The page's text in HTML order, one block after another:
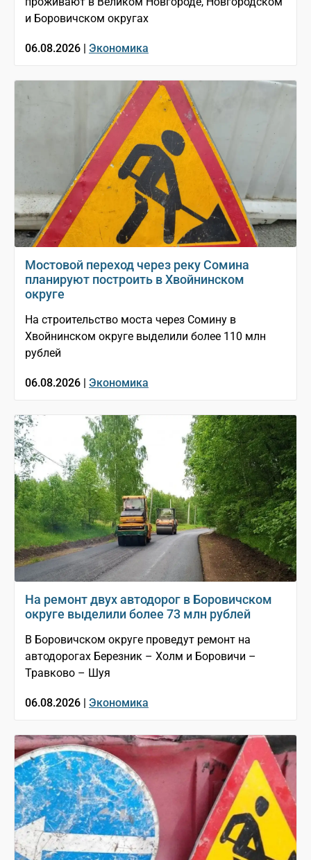
и Боровичском округах
06.08.2026 | Экономика
Мостовой переход через реку Сомина
планируют построить в Хвойнинском
округе
На строительство моста через Сомину в
Хвойнинском округе выделили более 110 млн
рублей
06.08.2026 | Экономика
На ремонт двух автодорог в Боровичском
округе выделили более 73 млн рублей
В Боровичском округе проведут ремонт на
автодорогах Березник – Холм и Боровичи –
Травково – Шуя
06.08.2026 | Экономика